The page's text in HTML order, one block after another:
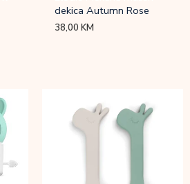
dekica Autumn Rose
38,00KM